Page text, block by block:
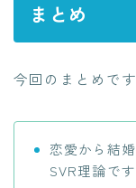
まとめ
今回のまとめです
恋愛から結
SVR理論です